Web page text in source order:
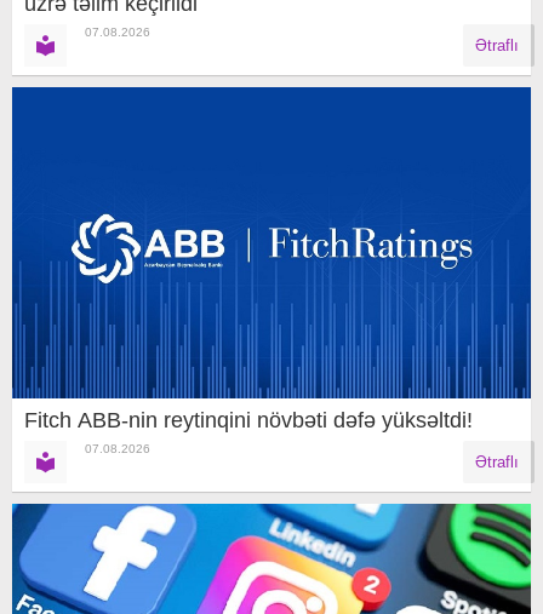
07.08.2026
Ətraflı
Fitch ABB-nin reytinqini növbəti dəfə yüksəltdi!
07.08.2026
Ətraflı